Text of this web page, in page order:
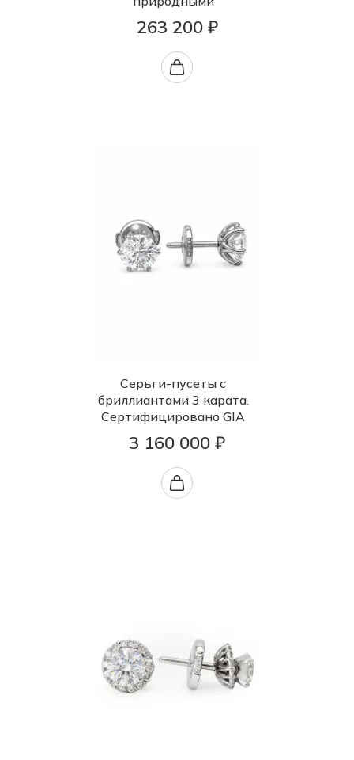
263 200 ₽
Серьги-пусеты с
бриллиантами 3 карата.
Сертифицировано GIA
3 160 000 ₽